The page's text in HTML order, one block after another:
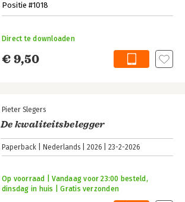
Positie #1018
€ 9,50
Direct te downloaden
Pieter Slegers
De kwaliteitsbelegger
Paperback Nederlands 2026 23-2-2026
Op voorraad | Vandaag voor 23:00 besteld,
dinsdag in huis | Gratis verzonden